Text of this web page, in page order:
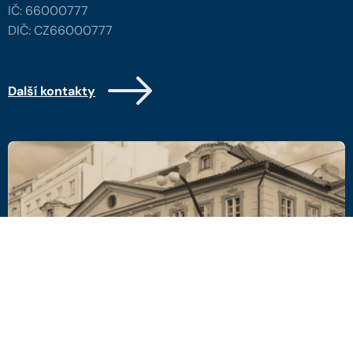
IČ: 66000777
DIČ: CZ66000777
Další kontakty